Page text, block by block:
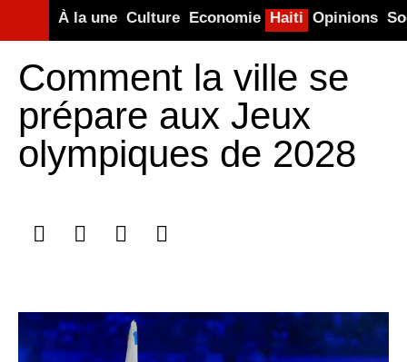
À la une Culture Economie Haiti Opinions
Comment la ville se
prépare aux Jeux
olympiques de 2028